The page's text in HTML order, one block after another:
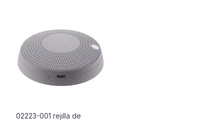
02223-001 rejilla de